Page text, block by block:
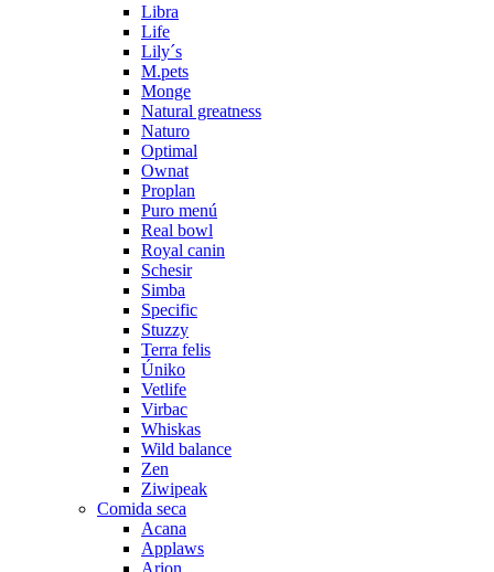
Libra
Life
Lily´s
M.pets
Monge
Natural greatness
Naturo
Optimal
Ownat
Proplan
Puro menú
Real bowl
Royal canin
Schesir
Simba
Specific
Stuzzy
Terra felis
Úniko
Vetlife
Virbac
Whiskas
Wild balance
Zen
Ziwipeak
Comida seca
Acana
Applaws
Arion